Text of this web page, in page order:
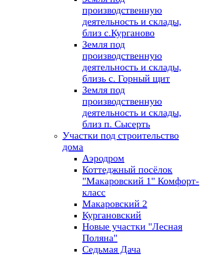
производственную
деятельность и склады,
близ с.Курганово
Земля под
производственную
деятельность и склады,
близь с. Горный щит
Земля под
производственную
деятельность и склады,
близ п. Сысерть
Участки под строительство
дома
Аэродром
Коттеджный посёлок
"Макаровский 1" Комфорт-
класс
Макаровский 2
Кургановский
Новые участки "Лесная
Поляна"
Седьмая Дача